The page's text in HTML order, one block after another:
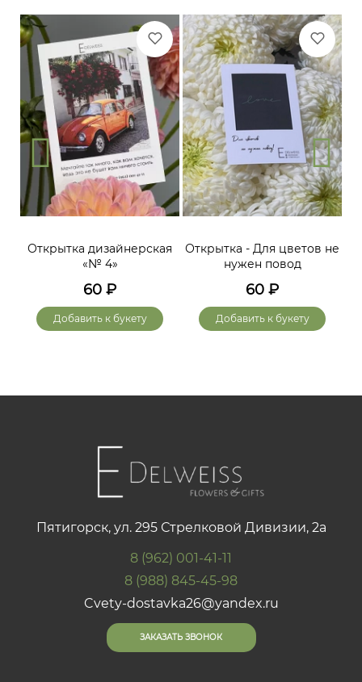
Открытка дизайнерская
«№ 4»
60 ₽
Добавить к букету
Открытка - Для цветов не
нужен повод
60 ₽
Добавить к букету
Пятигорск, ул. 295 Стрелковой Дивизии, 2а
8 (962) 001-41-11
8 (988) 845-45-98
Cvety-dostavka26@yandex.ru
ЗАКАЗАТЬ ЗВОНОК